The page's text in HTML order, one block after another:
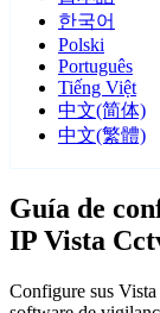
한국어
Polski
Português
Tiếng Việt
中文(简体)
中文(繁體)
Guía de
IP Vista
Configure sus